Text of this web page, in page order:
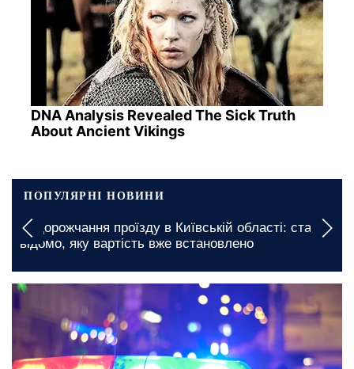
DNA Analysis Revealed The Sick Truth
About Ancient Vikings
ПОПУЛЯРНІ НОВИНИ
Неділя принесе графіки: які населені пункти в
Одеській області опинилися під відключеннями
світла на 9 серпня
28 листопада, 12:30